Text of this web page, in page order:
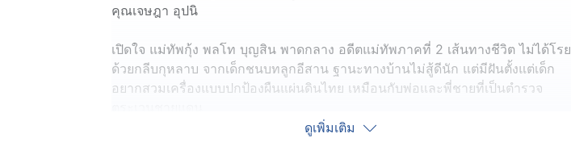
คุณเจษฎา อุปนิ
เปิดใจ แม่ทัพกุ้ง พลโท บุญสิน พาดกลาง อดีตแม่ทัพภาคที่ 2 เส้นทางชีวิต ไม่ได้โรย
ด้วยกลีบกุหลาบ จากเด็กชนบทลูกอีสาน ฐานะทางบ้านไม่สู้ดีนัก แต่มีฝันตั้งแต่เด็ก
อยากสวมเครื่องแบบปกป้องผืนแผ่นดินไทย เหมือนกับพ่อและพี่ชายที่เป็นตำรวจ
ดูเพิ่มเติม